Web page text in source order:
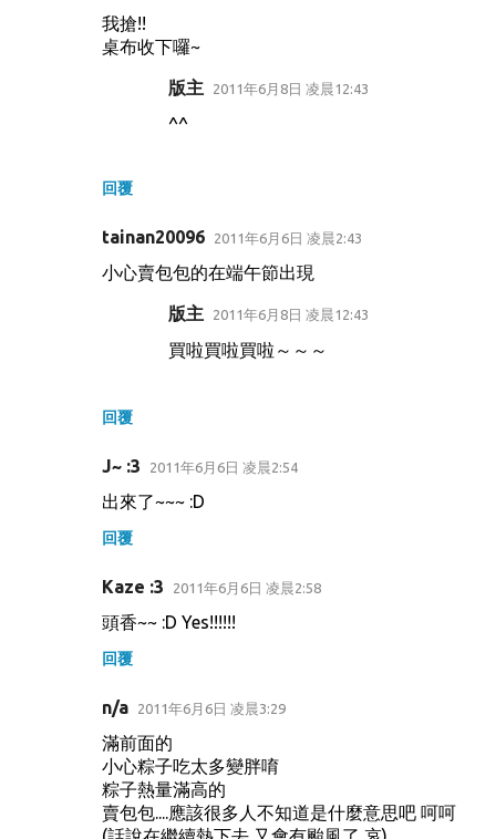
我搶!!
桌布收下囉~
回覆
版主 2011年6月8日 凌晨12:43
^^
tainan20096 2011年6月6日 凌晨2:43
小心賣包包的在端午節出現
回覆
版主 2011年6月8日 凌晨12:43
買啦買啦買啦～～～
J~ :3 2011年6月6日 凌晨2:54
出來了~~~ :D
回覆
Kaze :3 2011年6月6日 凌晨2:58
頭香~~ :D Yes!!!!!!
回覆
n/a 2011年6月6日 凌晨3:29
滿前面的
小心粽子吃太多變胖唷
粽子熱量滿高的
賣包包....應該很多人不知道是什麼意思吧 呵呵